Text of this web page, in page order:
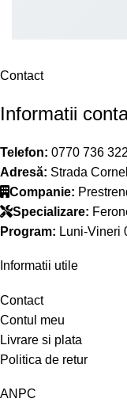
Contact
Informatii
Telefon: 0770 736 322
Adresă: Strada
Companie:
Specializare:
Program: Luni-Vineri
Informatii utile
Contact
Contul meu
Livrare si plata
Politica de retur
ANPC